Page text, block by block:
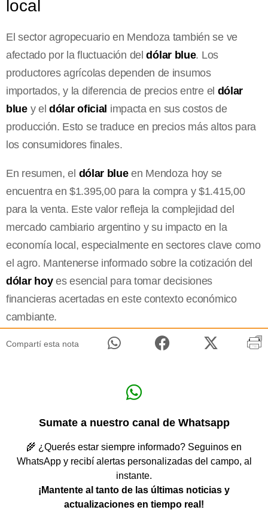
local
El sector agropecuario en Mendoza también se ve
afectado por la fluctuación deldólar blue. Los
productores agrícolas dependen de insumos
importados, y la diferencia de precios entre el dólar
bluey eldólar oficial impacta en sus costos de
producción. Esto se traduce en precios más altos para
los consumidores finales.
En resumen, el dólar blueen Mendoza hoy se
encuentra en $1.395,00 para la compra y $1.415,00
para la venta. Este valor refleja la complejidad del
mercado cambiario argentino y su impacto en la
economía local, especialmente en sectores clave como
el agro. Mantenerse informado sobre la cotización del
dólar hoyes esencial para tomar decisiones
financieras acertadas en este contexto económico
cambiante.
Compartí esta nota
Sumate a nuestro canal de Whatsapp
🌾 ¿Querés estar siempre informado? Seguinos en
WhatsApp y recibí alertas personalizadas del campo, al
instante.
¡Mantente al tanto de las últimas noticias y
actualizaciones en tiempo real!